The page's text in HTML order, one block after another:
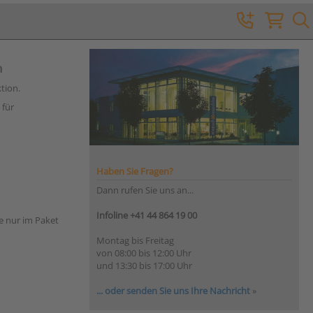
für
nur im Paket
Haben Sie Fragen?
Dann rufen Sie uns an...
Infoline +41 44 864 19 00
Montag bis Freitag
von 08:00 bis 12:00 Uhr
und 13:30 bis 17:00 Uhr
... oder senden Sie uns Ihre Nachricht »